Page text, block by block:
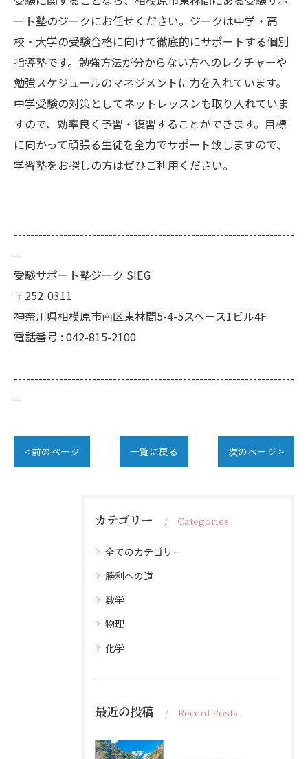
ート塾のジークにお任せください。ジークは中学・高
校・大学の受験合格に向けて徹底的にサポートする個別
指導塾です。勉強方法が分からない方へのレクチャーや
勉強スケジュールのマネジメントに力を入れています。
中学受験の対策としてネットレッスンも取り入れていま
すので、効率良く予習・復習することができます。目標
に向かって頑張る生徒を全力でサポート致しますので、
学習塾をお探しの方はぜひご利用ください。
--------------------------------------------------------------------
--
受験サポート塾ジーク SIEG
〒252-0311
神奈川県相模原市南区東林間5-4-5スペース1ビル4F
電話番号 : 042-815-2100
--------------------------------------------------------------------
--
< 前のページ 一覧に戻る 次のページ >
カテゴリー Categories
全てのカテゴリー
勝利への道
数学
物理
化学
最近の投稿 Recent Posts